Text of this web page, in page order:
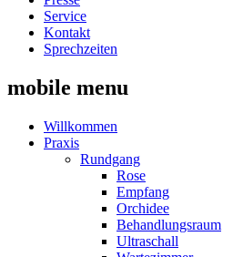
Service
Kontakt
Sprechzeiten
mobile menu
Willkommen
Praxis
Rundgang
Rose
Empfang
Orchidee
Behandlungsraum
Ultraschall